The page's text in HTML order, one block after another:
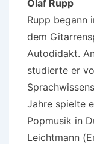
Olaf Rupp
Rupp begann
dem
Autodidakt.
studierte er
Jahre spielte
Popmusik in
Leichtmann